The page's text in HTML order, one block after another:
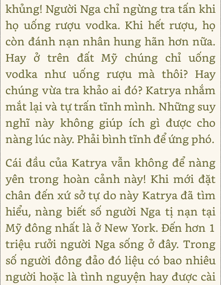
khủng! Người Nga chỉ ngừng tra tấn khi
họ uống rượu vodka. Khi hết rượu, họ
còn đánh nạn nhân hung hãn hơn nữa.
Hay ở trên đất Mỹ chúng chỉ uống
vodka như uống rượu mà thôi? Hay
chúng vừa tra khảo ai đó? Katrya nhắm
mắt lại và tự trấn tĩnh mình. Những suy
nghĩ này không giúp ích gì được cho
nàng lúc này. Phải bình tĩnh để ứng phó.
Cái đầu của Katrya vẫn không để nàng
yên trong hoàn cảnh này! Khi mới đặt
chân đến xứ sở tự do này Katrya đã tìm
hiểu, nàng biết số người Nga tị nạn tại
Mỹ đông nhất là ở New York. Đến hơn 1
triệu rưởi người Nga sống ở đây. Trong
số người đông đảo đó liệu có bao nhiêu
người hoặc là tình nguyện hay được cài